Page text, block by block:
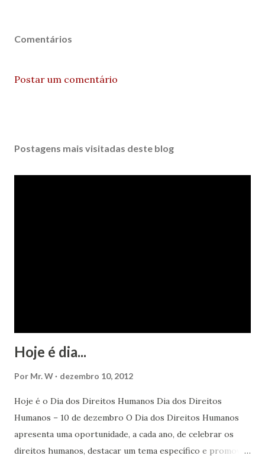
Comentários
Postar um comentário
Postagens mais visitadas deste blog
Hoje é dia...
Por Mr. W dezembro 10, 2012
Hoje é o Dia dos Direitos Humanos Dia dos Direitos
Humanos – 10 de dezembro O Dia dos Direitos Humanos
apresenta uma oportunidade, a cada ano, de celebrar os
direitos humanos, destacar um tema específico e promover